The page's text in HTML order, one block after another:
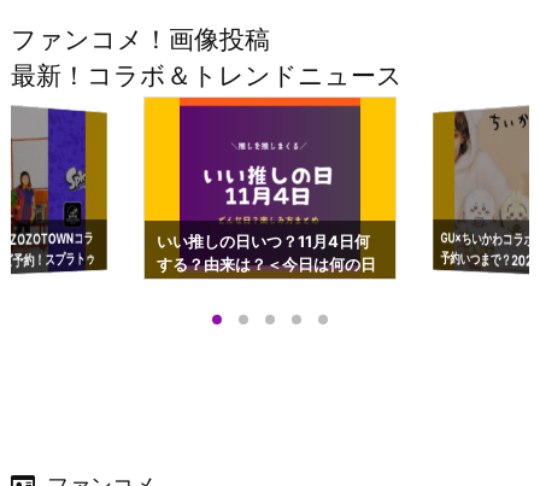
ファンコメ！画像投稿
最新！コラボ＆トレンドニュース
コラ
予約！スプラトゥ
ップも渋谷Hz
いい推しの日いつ？11月4日何
する？由来は？＜今日は何の日
GU×ちいかわコラ
予約いつまで？
ーチやショルダー